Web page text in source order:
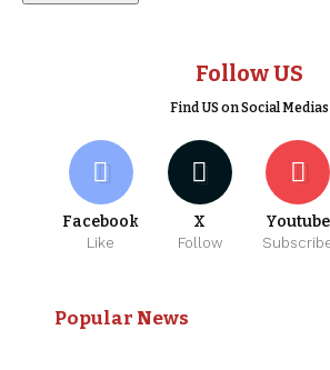
Follow US
Find US on Social Medias
Facebook
Like
X
Follow
Youtube
Popular News